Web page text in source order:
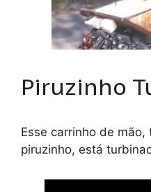
Piruzinho
Esse carrinho de
piruzinho, está